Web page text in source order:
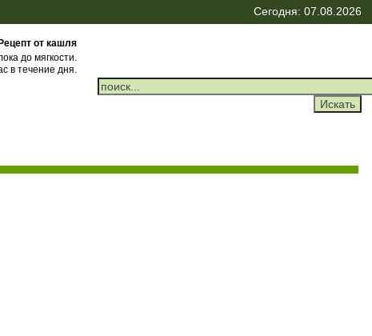
Сегодня: 07.08.2026
Рецепт от кашля
до мягкости.
в течение дня.